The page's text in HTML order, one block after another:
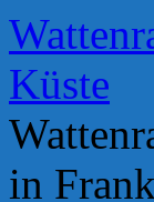
Zum
Inhalt
springen
Küste
in